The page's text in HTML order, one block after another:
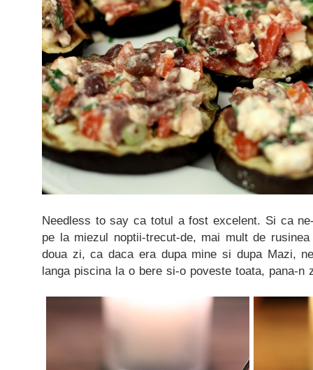
Needless to say ca totul a fost excelent. Si ca
pe la miezul noptii-trecut-de, mai mult de
doua zi, ca daca era dupa mine si dupa Mazi,
langa piscina la o bere si-o poveste toata, pana-n